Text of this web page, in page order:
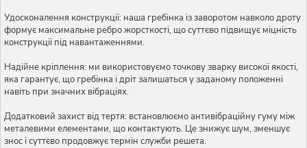
Удосконалення конструкції: наша гребінка із заворотом навколо дроту
формує максимальне ребро жорсткості, що суттєво підвищує міцність
конструкції під навантаженнями.
Надійне кріплення: ми використовуємо точкову зварку високої якості,
яка гарантує, що гребінка і дріт залишаться у заданому положенні
навіть при значних вібраціях.
Додатковий захист від тертя: встановлюємо антивібраційну гуму між
металевими елементами, що контактують. Це знижує шум, зменшує
знос і суттєво продовжує термін служби решета.